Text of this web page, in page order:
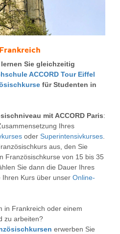
Sie gleichzeitig
ACCORD Tour Eiffel
für Studenten in
mit ACCORD Paris:
Ihres
oder Superintensivkurses.
aus, den Sie
Französischkurse von 15 bis 35
Sie dann die Dauer Ihres
Ihren Kurs über unser Online-
in Frankreich oder einem
zu arbeiten?
erwerben Sie